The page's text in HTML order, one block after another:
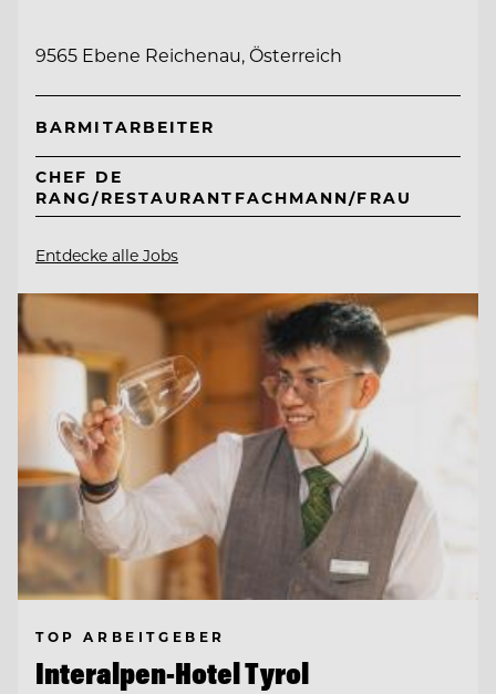
9565 Ebene Reichenau, Österreich
BARMITARBEITER
CHEF DE
RANG/RESTAURANTFACHMANN/FRAU
Entdecke alle Jobs
TOP ARBEITGEBER
Interalpen-Hotel Tyrol